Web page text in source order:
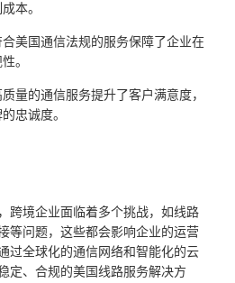
本。
美国通信法规的服务保障了企业在
。
量的通信服务提升了客户满意度，
忠诚度。
跨境企业面临着多个挑战，如线路
等问题，这些都会影响企业的运营
过全球化的通信网络和智能化的云
定、合规的美国线路服务解决方